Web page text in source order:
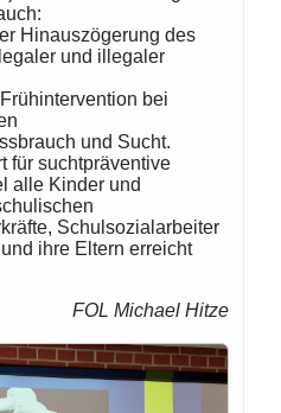
Hinauszögerung des
und illegaler
bei
und Sucht.
für suchtpräventive
alle Kinder und
Schulsozialarbeiter
ihre Eltern erreicht
FOL Michael Hitze